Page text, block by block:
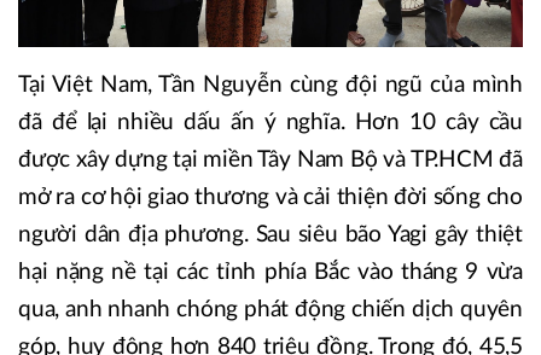
Tại Việt Nam, Tần Nguyễn cùng đội ngũ của mình
đã để lại nhiều dấu ấn ý nghĩa. Hơn 10 cây cầu
được xây dựng tại miền Tây Nam Bộ và TP.HCM đã
mở ra cơ hội giao thương và cải thiện đời sống cho
người dân địa phương. Sau siêu bão Yagi gây thiệt
hại nặng nề tại các tỉnh phía Bắc vào tháng 9 vừa
qua, anh nhanh chóng phát động chiến dịch quyên
góp, huy động hơn 840 triệu đồng. Trong đó, 45,5